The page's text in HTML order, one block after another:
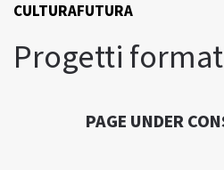
CULTURAFUTURA
Progetti
PAGE UNDER